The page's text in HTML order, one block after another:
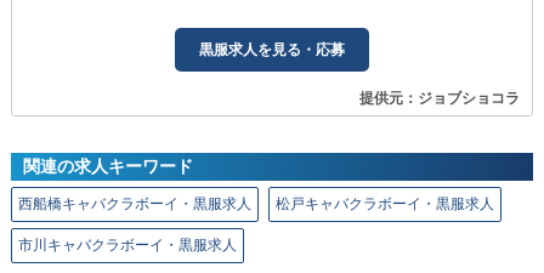
黒服求人を見る・応募
提供元：ジョブショコラ
関連の求人キーワード
西船橋キャバクラボーイ・黒服求人 松戸キャバクラボーイ・黒服求人
市川キャバクラボーイ・黒服求人